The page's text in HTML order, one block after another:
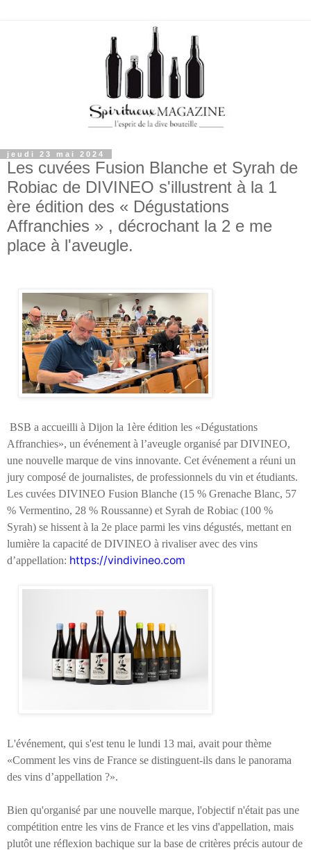
jeudi 23 mai 2024
Les cuvées Fusion Blanche et Syrah de
Robiac de DIVINEO s'illustrent à la 1
ère édition des « Dégustations
Affranchies » , décrochant la 2 e me
place à l'aveugle.
BSB a accueilli à Dijon la 1ère édition les «Dégustations
Affranchies», un événement à l’aveugle organisé par DIVINEO,
une nouvelle marque de vins innovante. Cet événement a réuni un
jury composé de journalistes, de professionnels du vin et étudiants.
Les cuvées DIVINEO Fusion Blanche (15 % Grenache Blanc, 57
% Vermentino, 28 % Roussanne) et Syrah de Robiac (100 %
Syrah) se hissent à la 2e place parmi les vins dégustés, mettant en
lumière la capacité de DIVINEO à rivaliser avec des vins
d’appellation: https://vindivineo.com
L'événement, qui s'est tenu le lundi 13 mai, avait pour thème
«Comment les vins de France se distinguent-ils dans le panorama
des vins d’appellation ?».
Bien qu'organisé par une nouvelle marque, l'objectif n'était pas une
compétition entre les vins de France et les vins d'appellation, mais
plutôt une réflexion bachique sur la base de critères précis autour de